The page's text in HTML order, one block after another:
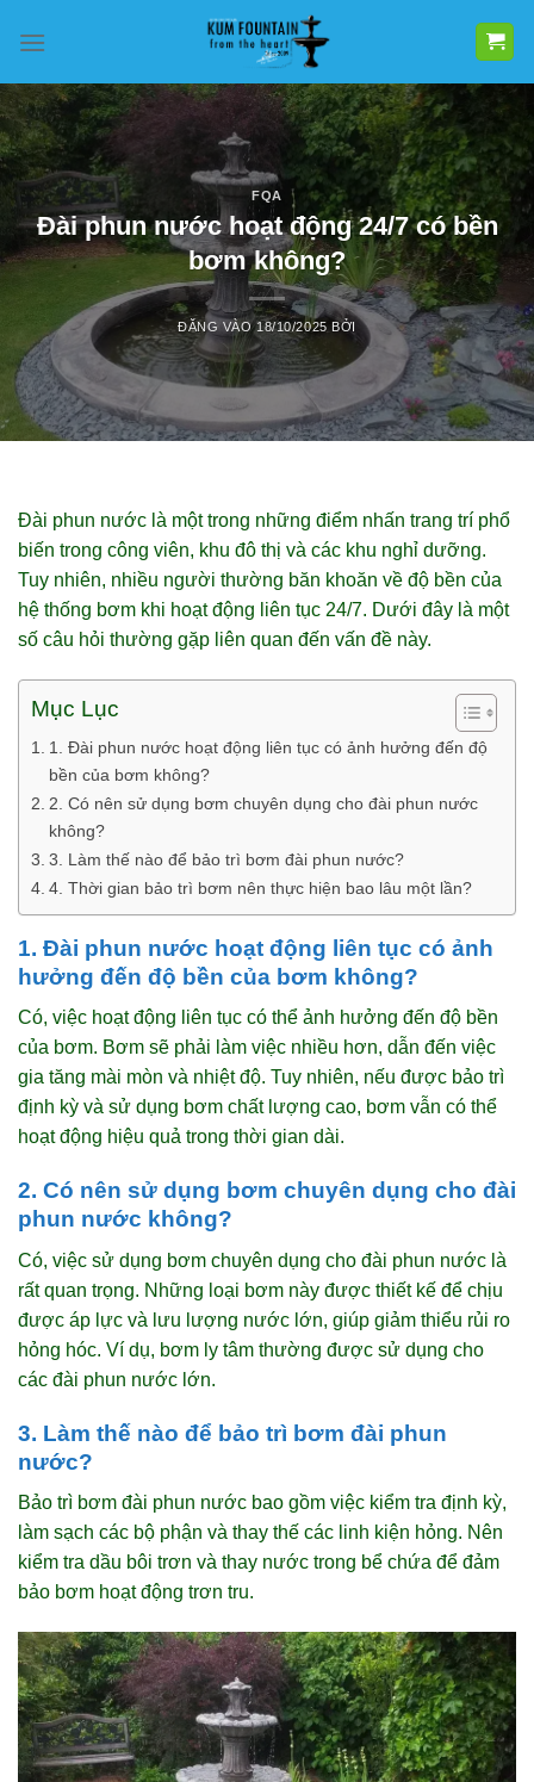
qua
dung
FQA
Đài phun nước hoạt động 24/7 có bền
bơm không?
ĐĂNG VÀO18/10/2025 BỞI
Đài phun nước là một trong những điểm nhấn trang trí phổ
biến trong công viên, khu đô thị và các khu nghỉ dưỡng.
Tuy nhiên, nhiều người thường băn khoăn về độ bền của
hệ thống bơm khi hoạt động liên tục 24/7. Dưới đây là một
số câu hỏi thường gặp liên quan đến vấn đề này.
Mục Lục
1. Đài phun nước hoạt động liên tục có ảnh hưởng đến độ
bền của bơm không?
2. Có nên sử dụng bơm chuyên dụng cho đài phun nước
không?
3. Làm thế nào để bảo trì bơm đài phun nước?
4. Thời gian bảo trì bơm nên thực hiện bao lâu một lần?
1. Đài phun nước hoạt động liên tục có ảnh
hưởng đến độ bền của bơm không?
Có, việc hoạt động liên tục có thể ảnh hưởng đến độ bền
của bơm. Bơm sẽ phải làm việc nhiều hơn, dẫn đến việc
gia tăng mài mòn và nhiệt độ. Tuy nhiên, nếu được bảo trì
định kỳ và sử dụng bơm chất lượng cao, bơm vẫn có thể
hoạt động hiệu quả trong thời gian dài.
2. Có nên sử dụng bơm chuyên dụng cho đài
phun nước không?
Có, việc sử dụng bơm chuyên dụng cho đài phun nước là
rất quan trọng. Những loại bơm này được thiết kế để chịu
được áp lực và lưu lượng nước lớn, giúp giảm thiểu rủi ro
hỏng hóc. Ví dụ, bơm ly tâm thường được sử dụng cho
các đài phun nước lớn.
3. Làm thế nào để bảo trì bơm đài phun
nước?
Bảo trì bơm đài phun nước bao gồm việc kiểm tra định kỳ,
làm sạch các bộ phận và thay thế các linh kiện hỏng. Nên
kiểm tra dầu bôi trơn và thay nước trong bể chứa để đảm
bảo bơm hoạt động trơn tru.